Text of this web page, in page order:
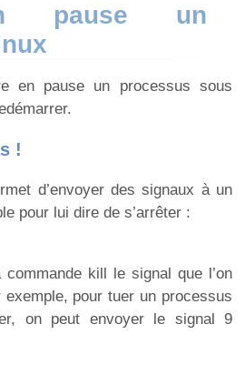
pause un
en pause un processus sous
!
d’envoyer des signaux à un
pour lui dire de s’arrêter :
kill le signal que l’on
pour tuer un processus
on peut envoyer le signal 9